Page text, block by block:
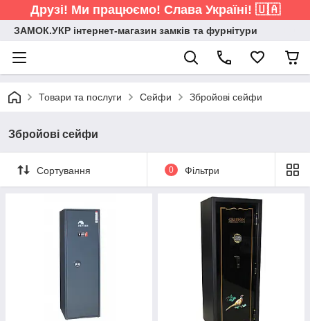
Друзі! Ми працюємо! Слава Україні! 🇺🇦
ЗАМОК.УКР інтернет-магазин замків та фурнітури
Товари та послуги Сейфи Збройові сейфи
Збройові сейфи
Сортування 0 Фільтри